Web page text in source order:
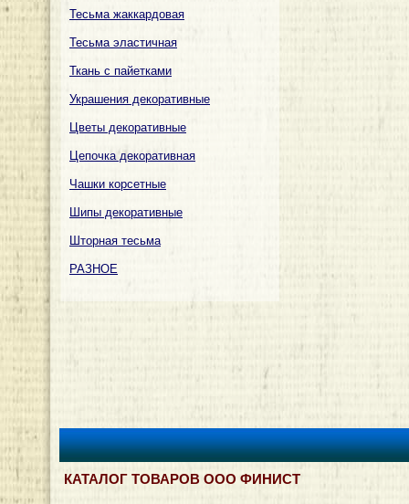
Тесьма жаккардовая
Тесьма эластичная
Ткань с пайетками
Украшения декоративные
Цветы декоративные
Цепочка декоративная
Чашки корсетные
Шипы декоративные
Шторная тесьма
РАЗНОЕ
КАТАЛОГ ТОВАРОВ ООО ФИНИСТ